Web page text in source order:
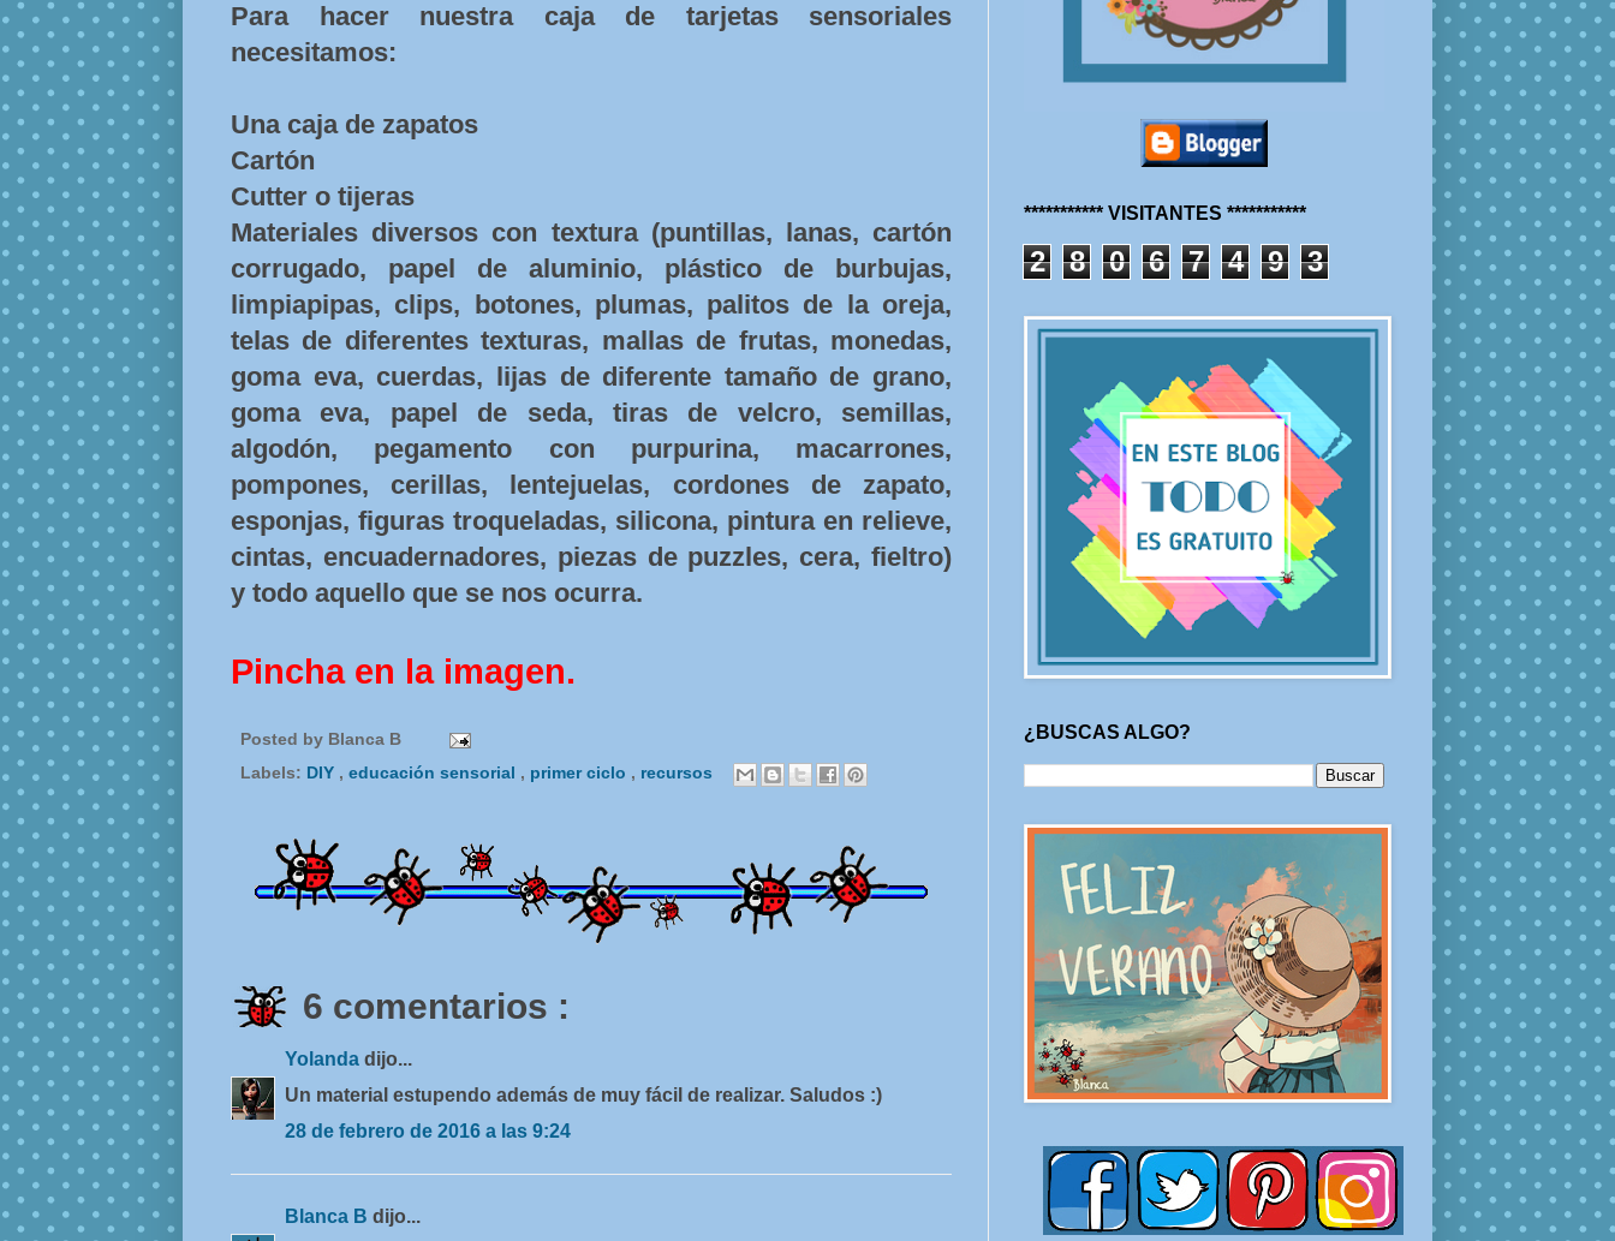
Para hacer nuestra caja de tarjetas sensoriales
necesitamos:
Una caja de zapatos
Cartón
Cutter o tijeras
Materiales diversos con textura (puntillas, lanas, cartón
corrugado, papel de aluminio, plástico de burbujas,
limpiapipas, clips, botones, plumas, palitos de la oreja,
telas de diferentes texturas, mallas de frutas, monedas,
goma eva, cuerdas, lijas de diferente tamaño de grano,
goma eva, papel de seda, tiras de velcro, semillas,
algodón, pegamento con purpurina, macarrones,
pompones, cerillas, lentejuelas, cordones de zapato,
esponjas, figuras troqueladas, silicona, pintura en relieve,
cintas, encuadernadores, piezas de puzzles, cera, fieltro)
y todo aquello que se nos ocurra.
Pincha en la imagen.
Posted by Blanca B
Labels: DIY , educación sensorial , primer ciclo , recursos
6 comentarios :
Yolanda dijo...
Un material estupendo además de muy fácil de realizar. Saludos :)
28 de febrero de 2016 a las 9:24
Blanca B dijo...
*********** VISITANTES ***********
2 8 0 6 7 4 9 3
¿BUSCAS ALGO?